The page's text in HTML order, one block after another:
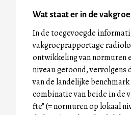
Wat staat er in de
In de toegevoegde
vakgroeprapportage
ontwikkeling van normuren
niveau getoond, vervolgens
van de landelijke
combinatie van beide in de
fte" (= normuren op lokaal